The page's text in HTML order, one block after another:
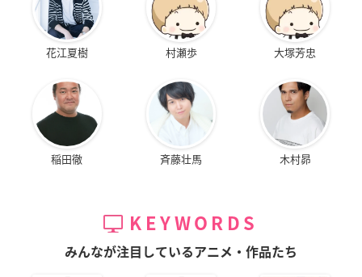
花江夏樹 村瀬歩 大塚芳忠
稲田徹 斉藤壮馬 木村昴
KEYWORDS
みんなが注目しているアニメ・作品たち